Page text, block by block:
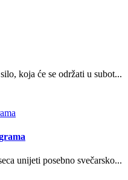
koja će se održati u subot...
unijeti posebno svečarsko...